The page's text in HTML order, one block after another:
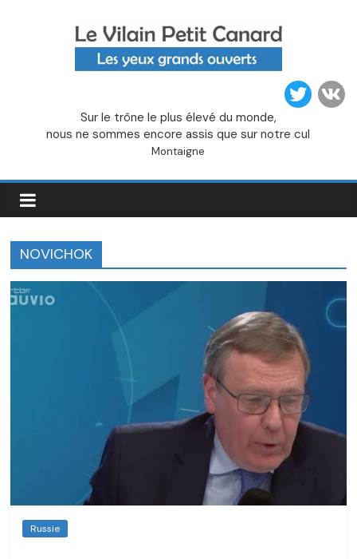
Vilain
Petit
Canard
Sur le trône le plus élevé du monde,
nous ne sommes encore assis que sur notre cul
Montaigne
NOVICHOK
Russie